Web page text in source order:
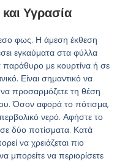
Υγρασία
φως. Η άμεση έκθεση
εγκαύματα στα φύλλα
με κουρτίνα ή σε
Είναι σημαντικό να
προσαρμόζετε τη θέση
Όσον αφορά το πότισμα,
νερό. Αφήστε το
δύο ποτίσματα. Κατά
να χρειάζεται πιο
μπορείτε να περιορίσετε